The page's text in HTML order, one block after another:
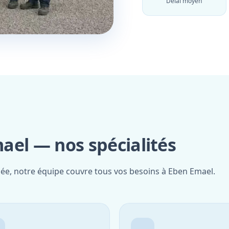
— nos spécialités
notre équipe couvre tous vos besoins à Eben Emael.